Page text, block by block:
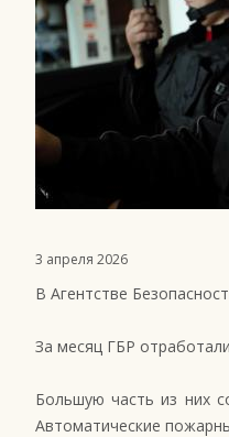
3 апреля 2026
В Агентстве
За месяц ГБР
Большую часть из них
Автоматические